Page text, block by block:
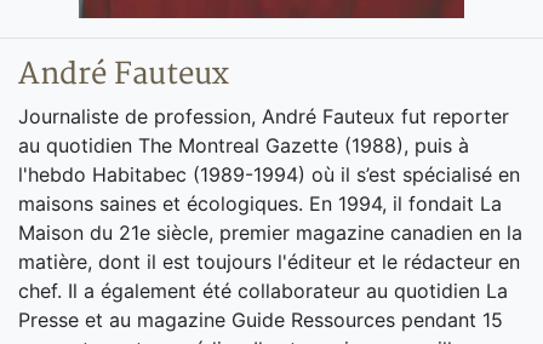
André Fauteux
Journaliste de profession, André Fauteux fut reporter
au quotidien The Montreal Gazette (1988), puis à
l'hebdo Habitabec (1989-1994) où il s’est spécialisé en
maisons saines et écologiques. En 1994, il fondait La
Maison du 21e siècle, premier magazine canadien en la
matière, dont il est toujours l'éditeur et le rédacteur en
chef. Il a également été collaborateur au quotidien La
Presse et au magazine Guide Ressources pendant 15